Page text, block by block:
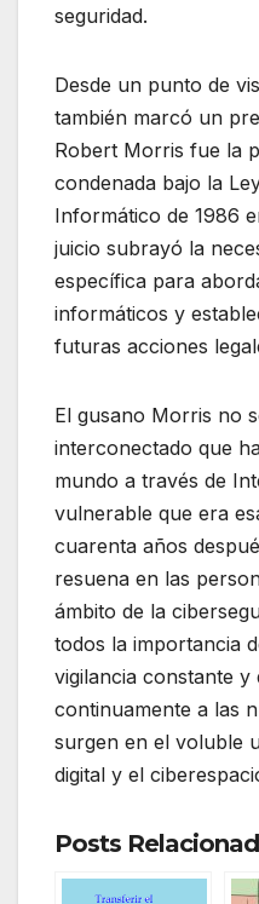
seguridad.
Desde un punto de
también marcó un
Robert Morris fue la
condenada bajo la
Informático de 1986
juicio subrayó la
específica para
informáticos y
futuras acciones
El gusano Morris no
interconectado que
mundo a través de
vulnerable que era
cuarenta años
resuena en las
ámbito de la
todos la importancia
vigilancia constante y
continuamente a las
surgen en el voluble
digital y el
Posts